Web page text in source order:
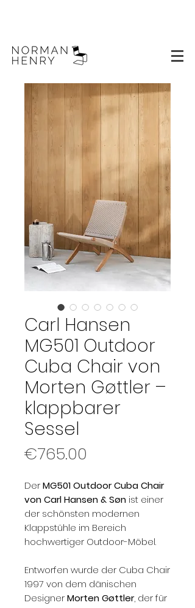
Carl Hansen
MG501 Outdoor
Cuba Chair von
Morten Gøttler –
klappbarer
Sessel
€765.00
DerMG501 Outdoor Cuba Chair
von Carl Hansen & Søn ist einer
der schönsten modernen
Klappstühle im Bereich
hochwertiger Outdoor-Möbel.
Entworfen wurde der Cuba Chair
1997 von dem dänischen
DesignerMorten Gøttler, der für